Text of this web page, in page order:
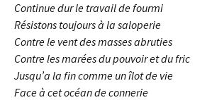
Continue dur le travail de fourmi
Résistons toujours à la saloperie
Contre le vent des masses abruties
Contre les marées du pouvoir et du fric
Jusqu’a la fin comme un îlot de vie
Face à cet océan de connerie